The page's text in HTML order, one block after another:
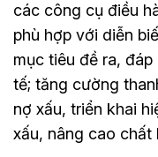
các công cụ điều
phù hợp với diễn
mục tiêu đề ra,
tế; tăng cường
nợ xấu, triển khai
xấu, nâng cao chất